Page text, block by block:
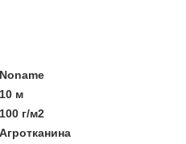
Noname
10 м
100 г/м2
Агротканина